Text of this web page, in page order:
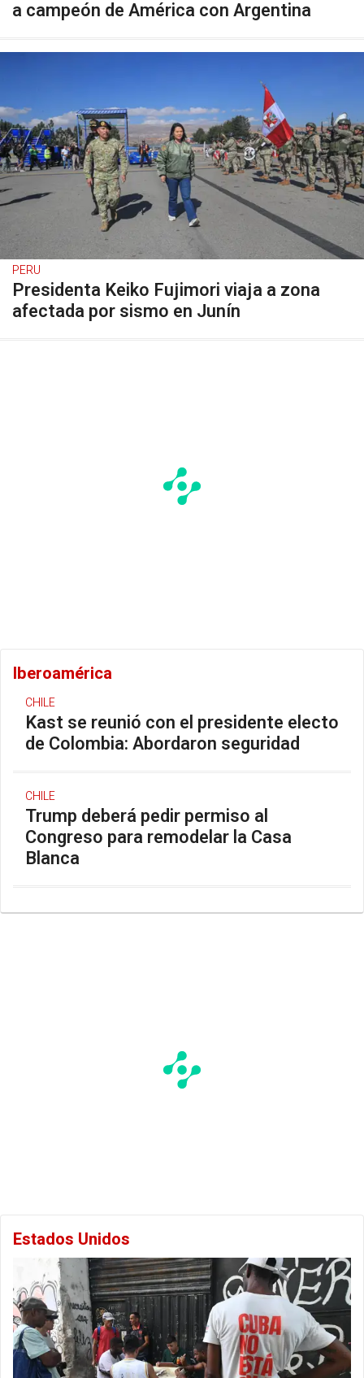
a campeón de América con Argentina
PERU
Presidenta Keiko Fujimori viaja a zona
afectada por sismo en Junín
Iberoamérica
CHILE
Kast se reunió con el presidente electo
de Colombia: Abordaron seguridad
CHILE
Trump deberá pedir permiso al
Congreso para remodelar la Casa
Blanca
Estados Unidos